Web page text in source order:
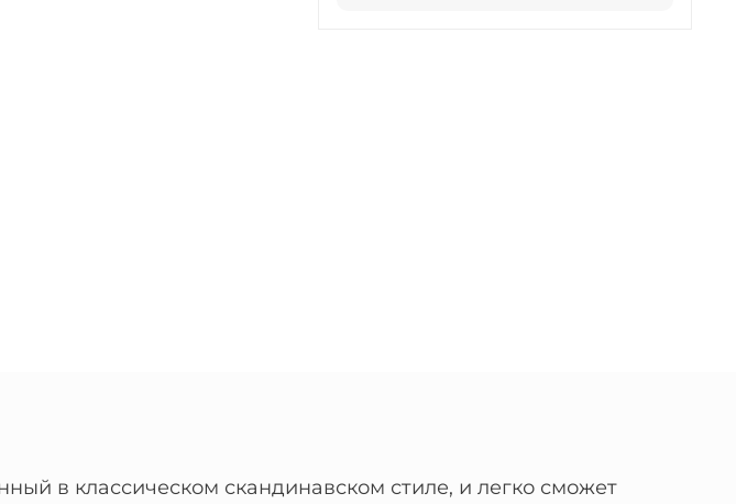
в классическом скандинавском стиле, и легко сможет